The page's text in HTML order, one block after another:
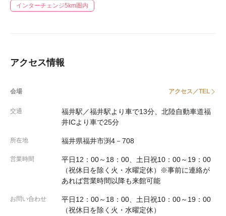
インターチェンジ5km圏内
アクセス情報
会場 アクセス／TEL
交通
福井駅／福井駅より車で13分、北陸自動車道福
井ICより車で25分
所在地 福井県福井市渕4－708
営業時間
平日12：00～18：00、土日祝10：00～19：00
（祝休日を除く火・水曜定休）※事前に連絡が
あれば営業時間以降も来館可能
お問い合わせ
平日12：00～18：00、土日祝10：00～19：00
（祝休日を除く火・水曜定休）